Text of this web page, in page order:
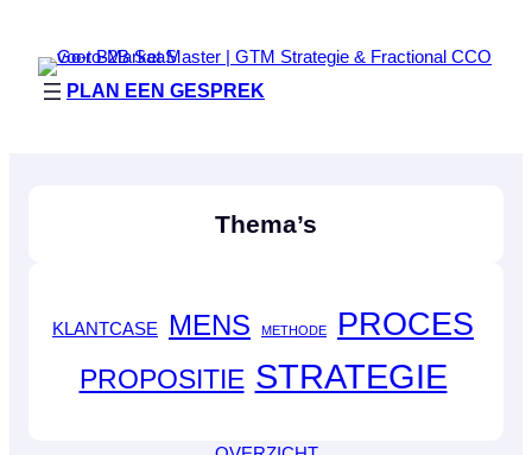
PLAN EEN GESPREK
Thema’s
KLANTCASE MENS METHODE PROCES
PROPOSITIE STRATEGIE